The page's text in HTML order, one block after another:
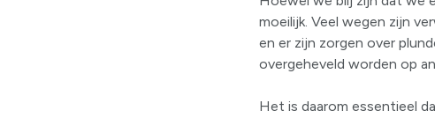
moeilijk. Veel wegen zijn
en er zijn zorgen over
overgeheveld worden op
Het is daarom essentieel